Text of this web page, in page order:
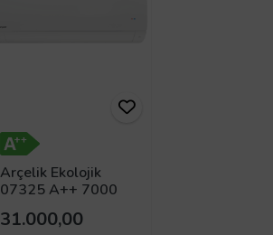
Arçelik Ekolojik
07325 A++ 7000
Tipi Klima
31.000,00